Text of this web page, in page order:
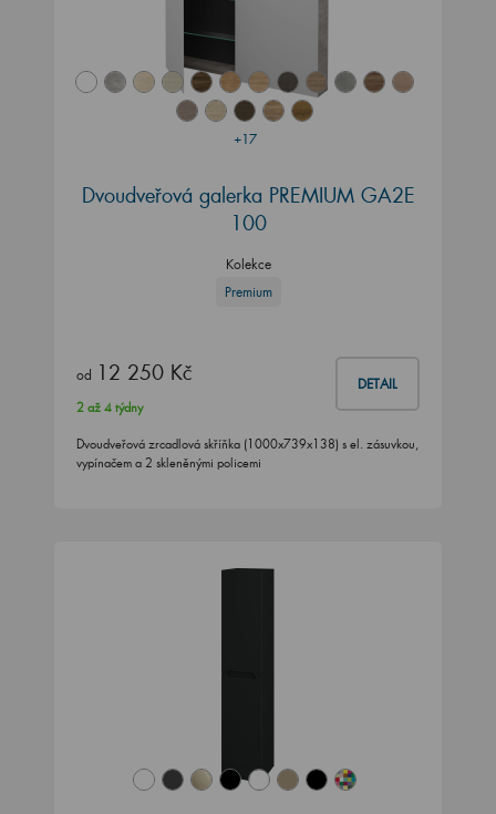
+17
Dvoudveřová galerka PREMIUM GA2E
100
Kolekce
Premium
od 12 250 Kč DETAIL
2 až 4 týdny
Dvoudveřová zrcadlová skříňka (1000x739x138) s el. zásuvkou,
vypínačem a 2 skleněnými policemi